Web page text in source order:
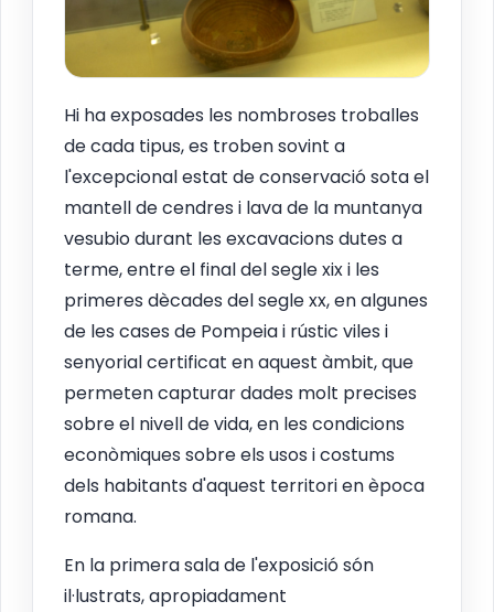
Hi ha exposades les nombroses troballes
de cada tipus, es troben sovint a
l'excepcional estat de conservació sota el
mantell de cendres i lava de la muntanya
vesubio durant les excavacions dutes a
terme, entre el final del segle xix i les
primeres dècades del segle xx, en algunes
de les cases de Pompeia i rústic viles i
senyorial certificat en aquest àmbit, que
permeten capturar dades molt precises
sobre el nivell de vida, en les condicions
econòmiques sobre els usos i costums
dels habitants d'aquest territori en època
romana.
En la primera sala de l'exposició són
il·lustrats, apropiadament